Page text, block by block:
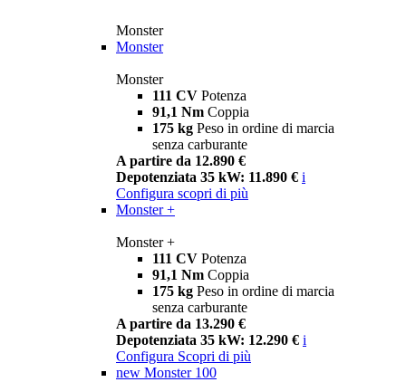
Monster
Monster
Monster
111 CV Potenza
91,1 Nm Coppia
175 kg Peso in ordine di marcia
senza carburante
A partire da 12.890 €
Depotenziata 35 kW: 11.890 € i
Configura scopri di più
Monster +
Monster +
111 CV Potenza
91,1 Nm Coppia
175 kg Peso in ordine di marcia
senza carburante
A partire da 13.290 €
Depotenziata 35 kW: 12.290 € i
Configura Scopri di più
new Monster 100